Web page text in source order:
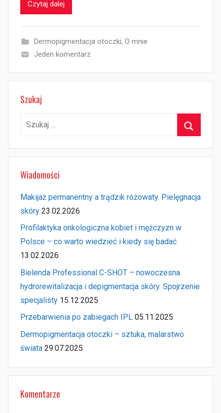
Czytaj dalej
Dermopigmentacja otoczki, O mnie
Jeden komentarz
Szukaj
Szukaj:
Wiadomości
Makijaż permanentny a trądzik różowaty. Pielęgnacja
skóry 23.02.2026
Profilaktyka onkologiczna kobiet i mężczyzn w
Polsce – co warto wiedzieć i kiedy się badać
13.02.2026
Bielenda Professional C-SHOT – nowoczesna
hydrorewitalizacja i depigmentacja skóry. Spojrzenie
specjalisty 15.12.2025
Przebarwienia po zabiegach IPL 05.11.2025
Dermopigmentacja otoczki – sztuka, malarstwo
świata 29.07.2025
Komentarze